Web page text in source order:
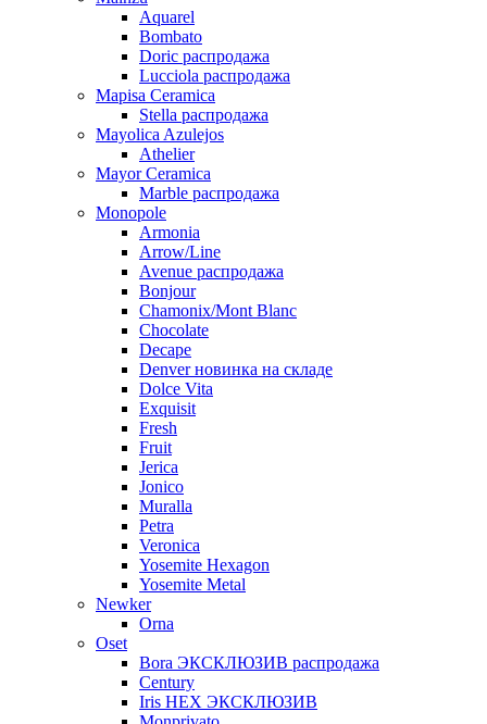
Aquarel
Bombato
Doric распродажа
Lucciola распродажа
Mapisa Ceramica
Stella распродажа
Mayolica Azulejos
Athelier
Mayor Ceramica
Marble распродажа
Monopole
Armonia
Arrow/Line
Avenue распродажа
Bonjour
Chamonix/Mont Blanc
Chocolate
Decape
Denver новинка на складе
Dolce Vita
Exquisit
Fresh
Fruit
Jerica
Jonico
Muralla
Petra
Veroniсa
Yosemite Hexagon
Yosemite Metal
Newker
Orna
Oset
Bora ЭКСКЛЮЗИВ распродажа
Century
Iris HEX ЭКСКЛЮЗИВ